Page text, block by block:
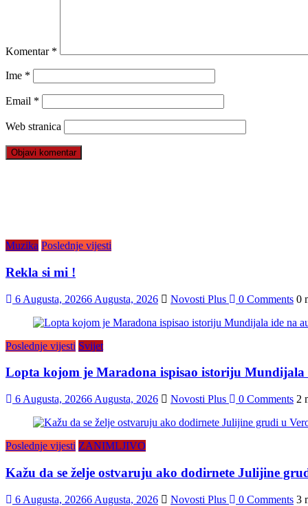
Komentar *
Ime *
Email *
Web stranica
Muzika Poslednje vijesti
Rekla si mi !
6 Augusta, 20266 Augusta, 2026 Novosti Plus 0 Comments 0
Poslednje vijesti Svijet
Lopta kojom je Maradona ispisao istoriju Mundijala
6 Augusta, 20266 Augusta, 2026 Novosti Plus 0 Comments 2
Poslednje vijesti ZANIMLJIVO
Kažu da se želje ostvaruju ako dodirnete Julijine
6 Augusta, 20266 Augusta, 2026 Novosti Plus 0 Comments 3